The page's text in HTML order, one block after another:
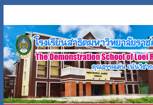
to
content